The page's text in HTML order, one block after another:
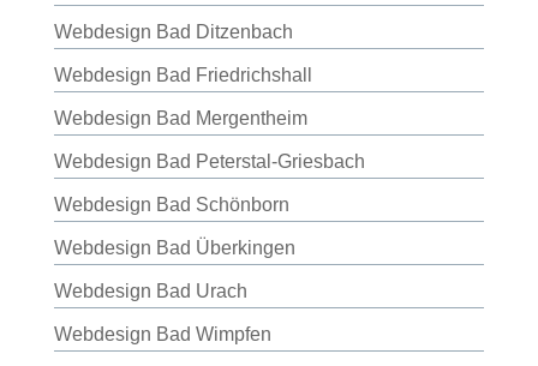
Webdesign Bad Ditzenbach
Webdesign Bad Friedrichshall
Webdesign Bad Mergentheim
Webdesign Bad Peterstal-Griesbach
Webdesign Bad Schönborn
Webdesign Bad Überkingen
Webdesign Bad Urach
Webdesign Bad Wimpfen